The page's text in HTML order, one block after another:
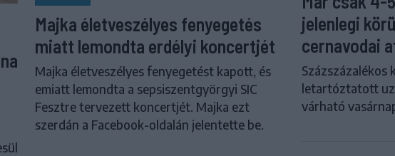
Majka életveszélyes fenyegetés
miatt lemondta erdélyi koncertjét
Majka életveszélyes fenyegetést kapott, és
emiatt lemondta a sepsiszentgyörgyi SIC
Fesztre tervezett koncertjét. Majka ezt
szerdán a Facebook-oldalán jelentette be.
jelenlegi
cernavodai
Százszázalékos
letartóztatott
várható